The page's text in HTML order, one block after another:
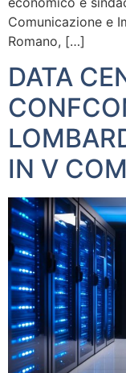
Comunicazione e
Romano, […]
DATA
IN V